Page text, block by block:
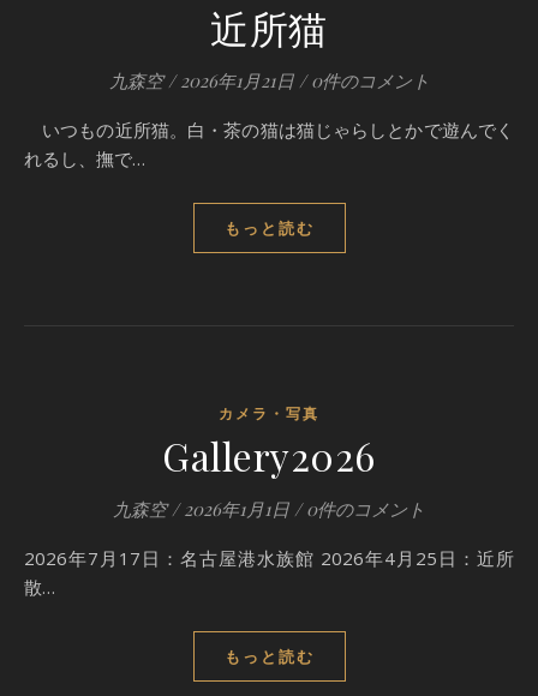
近所猫
九森空 / 2026年1月21日 / 0件のコメント
いつもの近所猫。白・茶の猫は猫じゃらしとかで遊んでく
れるし、撫で…
もっと読む
カメラ・写真
Gallery2026
九森空 / 2026年1月1日 / 0件のコメント
2026年7月17日：名古屋港水族館 2026年4月25日：近所
散…
もっと読む